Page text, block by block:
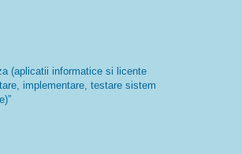
(aplicatii informatice si licente
implementare, testare sistem